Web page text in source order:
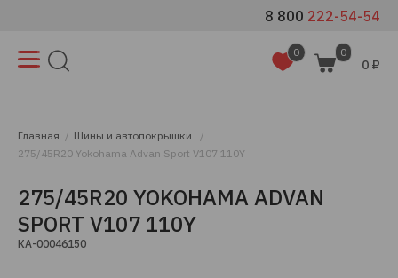
8 800 222-54-54
0 0
0 ₽
Главная
Шины и автопокрышки
275/45R20 Yokohama Advan Sport V107 110Y
275/45R20 YOKOHAMA ADVAN
SPORT V107 110Y
КА-00046150